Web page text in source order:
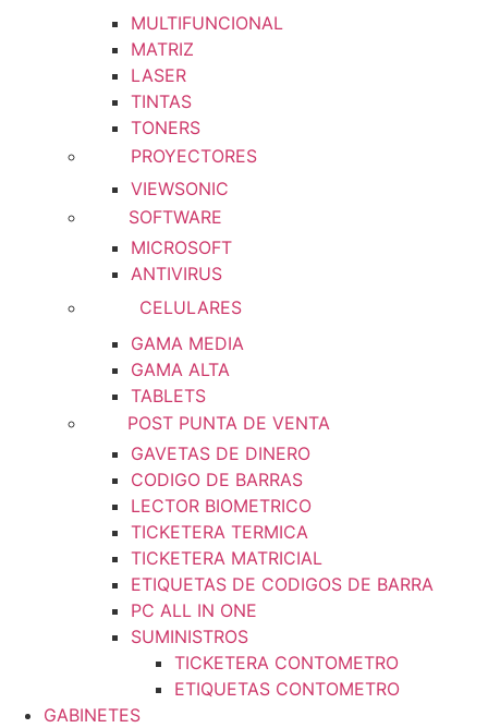
MULTIFUNCIONAL
MATRIZ
LASER
TINTAS
TONERS
PROYECTORES
VIEWSONIC
SOFTWARE
MICROSOFT
ANTIVIRUS
CELULARES
GAMA MEDIA
GAMA ALTA
TABLETS
POST PUNTA DE VENTA
GAVETAS DE DINERO
CODIGO DE BARRAS
LECTOR BIOMETRICO
TICKETERA TERMICA
TICKETERA MATRICIAL
ETIQUETAS DE CODIGOS DE BARRA
PC ALL IN ONE
SUMINISTROS
TICKETERA CONTOMETRO
ETIQUETAS CONTOMETRO
GABINETES